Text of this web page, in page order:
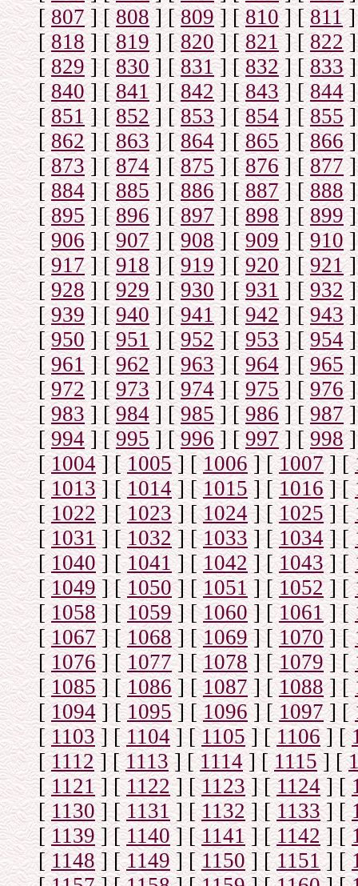
[807] [808] [809] [810] [811]
[818] [819] [820] [821] [822]
[829] [830] [831] [832] [833]
[840] [841] [842] [843] [844]
[851] [852] [853] [854] [ 855]
[862] [863] [864] [865] [866]
[873] [874] [875] [876] [877]
[884] [885] [886] [887] [888]
[895] [896] [897] [898] [899]
[906] [907] [908] [909] [910]
[917] [918] [ 919] [920] [921]
[928] [929] [930] [931] [932]
[939] [940] [941] [942] [943]
[950] [951] [952] [953] [954]
[961] [962] [963] [964] [965]
[972] [973] [974] [975] [976]
[983] [984] [985] [986] [987]
[994] [995] [996] [997] [998]
[1004] [1005] [1006] [1007] [
[1013] [1014] [1015] [1016] [
[1022] [1023] [1024] [1025] [
[1031] [1032] [1033 ] [1034] [
[1040] [1041] [1042] [1043] [
[1049] [1050] [1051] [1052] [
[1058] [1059] [1060] [1061] [
[1067] [1068] [1069] [1070] [
[1076] [1077] [1078] [1079] [
[1085] [1086] [1087] [1088] [
[1094] [1095] [1096 ] [1097] [
[1103] [1104] [1105] [1106] [
[1112] [1113] [1114] [1115] [
[1121] [1122] [1123] [1124] [
[1130] [1131] [1132] [1133] [
[1139] [1140] [1141] [1142] [
[1148] [1149] [1150] [1151] [